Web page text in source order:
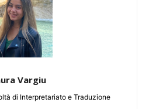
Vargiu
di Interpretariato e Traduzione